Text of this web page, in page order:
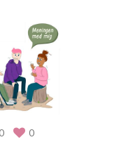
0 0